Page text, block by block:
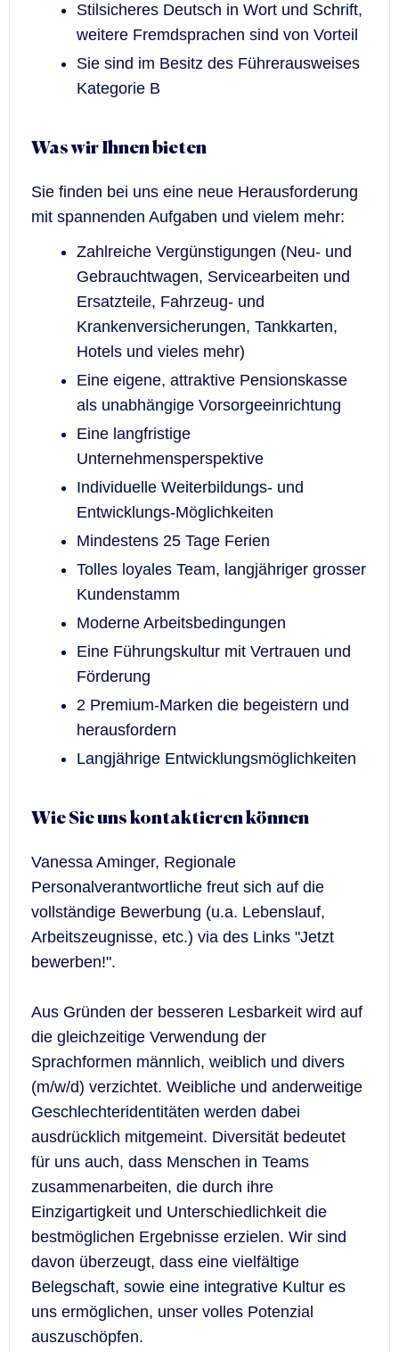
Stilsicheres Deutsch in Wort und Schrift,
weitere Fremdsprachen sind von Vorteil
Sie sind im Besitz des Führerausweises
Kategorie B
Was wir Ihnen bieten
Sie finden bei uns eine neue Herausforderung
mit spannenden Aufgaben und vielem mehr:
Zahlreiche Vergünstigungen (Neu- und
Gebrauchtwagen, Servicearbeiten und
Ersatzteile, Fahrzeug- und
Krankenversicherungen, Tankkarten,
Hotels und vieles mehr)
Eine eigene, attraktive Pensionskasse
als unabhängige Vorsorgeeinrichtung
Eine langfristige
Unternehmensperspektive
Individuelle Weiterbildungs- und
Entwicklungs-Möglichkeiten
Mindestens 25 Tage Ferien
Tolles loyales Team, langjähriger grosser
Kundenstamm
Moderne Arbeitsbedingungen
Eine Führungskultur mit Vertrauen und
Förderung
2 Premium-Marken die begeistern und
herausfordern
Langjährige Entwicklungsmöglichkeiten
Wie Sie uns kontaktieren können
Vanessa Aminger, Regionale
Personalverantwortliche freut sich auf die
vollständige Bewerbung (u.a. Lebenslauf,
Arbeitszeugnisse, etc.) via des Links "Jetzt
bewerben!".
Aus Gründen der besseren Lesbarkeit wird auf
die gleichzeitige Verwendung der
Sprachformen männlich, weiblich und divers
(m/w/d) verzichtet. Weibliche und anderweitige
Geschlechteridentitäten werden dabei
ausdrücklich mitgemeint. Diversität bedeutet
für uns auch, dass Menschen in Teams
zusammenarbeiten, die durch ihre
Einzigartigkeit und Unterschiedlichkeit die
bestmöglichen Ergebnisse erzielen. Wir sind
davon überzeugt, dass eine vielfältige
Belegschaft, sowie eine integrative Kultur es
uns ermöglichen, unser volles Potenzial
auszuschöpfen.